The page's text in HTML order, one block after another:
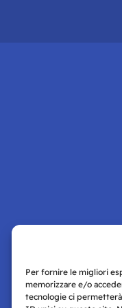
Per fornire le migliori
memorizzare e/o
tecnologie ci